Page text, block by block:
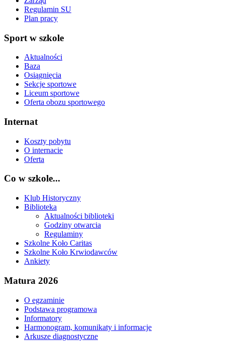
Regulamin SU
Plan pracy
Sport w szkole
Aktualności
Baza
Osiągnięcia
Sekcje sportowe
Liceum sportowe
Oferta obozu sportowego
Internat
Koszty pobytu
O internacie
Oferta
Co w szkole...
Klub Historyczny
Biblioteka
Aktualności biblioteki
Godziny otwarcia
Regulaminy
Szkolne Koło Caritas
Szkolne Koło Krwiodawców
Ankiety
Matura 2026
O egzaminie
Podstawa programowa
Informatory
Harmonogram, komunikaty i informacje
Arkusze diagnostyczne